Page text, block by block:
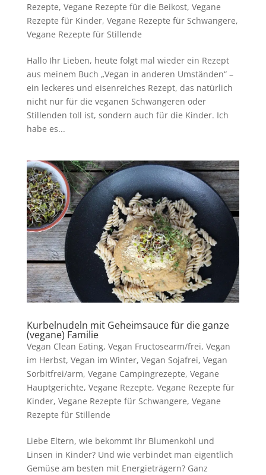
Rezepte, Vegane Rezepte für die Beikost, Vegane
Rezepte für Kinder, Vegane Rezepte für Schwangere,
Vegane Rezepte für Stillende
Hallo Ihr Lieben, heute folgt mal wieder ein Rezept
aus meinem Buch „Vegan in anderen Umständen“ –
ein leckeres und eisenreiches Rezept, das natürlich
nicht nur für die veganen Schwangeren oder
Stillenden toll ist, sondern auch für die Kinder. Ich
habe es...
Kurbelnudeln mit Geheimsauce für die ganze
(vegane) Familie
Vegan Clean Eating, Vegan Fructosearm/frei, Vegan
im Herbst, Vegan im Winter, Vegan Sojafrei, Vegan
Sorbitfrei/arm, Vegane Campingrezepte, Vegane
Hauptgerichte, Vegane Rezepte, Vegane Rezepte für
Kinder, Vegane Rezepte für Schwangere, Vegane
Rezepte für Stillende
Liebe Eltern, wie bekommt Ihr Blumenkohl und
Linsen in Kinder? Und wie verbindet man eigentlich
Gemüse am besten mit Energieträgern? Ganz